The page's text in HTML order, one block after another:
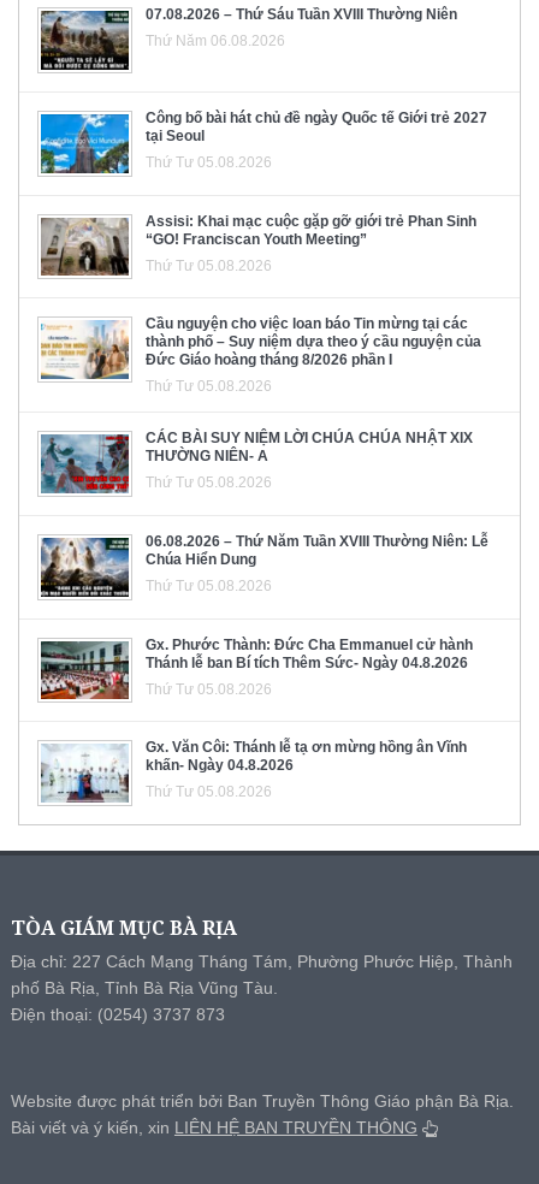
07.08.2026 – Thứ Sáu Tuần XVIII Thường Niên
Thứ Năm 06.08.2026
Công bố bài hát chủ đề ngày Quốc tế Giới trẻ 2027
tại Seoul
Thứ Tư 05.08.2026
Assisi: Khai mạc cuộc gặp gỡ giới trẻ Phan Sinh
“GO! Franciscan Youth Meeting”
Thứ Tư 05.08.2026
Cầu nguyện cho việc loan báo Tin mừng tại các
thành phố – Suy niệm dựa theo ý cầu nguyện của
Đức Giáo hoàng tháng 8/2026 phần I
Thứ Tư 05.08.2026
CÁC BÀI SUY NIỆM LỜI CHÚA CHÚA NHẬT XIX
THƯỜNG NIÊN- A
Thứ Tư 05.08.2026
06.08.2026 – Thứ Năm Tuần XVIII Thường Niên: Lễ
Chúa Hiển Dung
Thứ Tư 05.08.2026
Gx. Phước Thành: Đức Cha Emmanuel cử hành
Thánh lễ ban Bí tích Thêm Sức- Ngày 04.8.2026
Thứ Tư 05.08.2026
Gx. Văn Côi: Thánh lễ tạ ơn mừng hồng ân Vĩnh
khấn- Ngày 04.8.2026
Thứ Tư 05.08.2026
TÒA GIÁM MỤC BÀ RỊA
Địa chỉ: 227 Cách Mạng Tháng Tám, Phường Phước Hiệp, Thành
phố Bà Rịa, Tỉnh Bà Rịa Vũng Tàu.
Điện thoại: (0254) 3737 873
Website được phát triển bởi Ban Truyền Thông Giáo phận Bà Rịa.
Bài viết và ý kiến, xin LIÊN HỆ BAN TRUYỀN THÔNG